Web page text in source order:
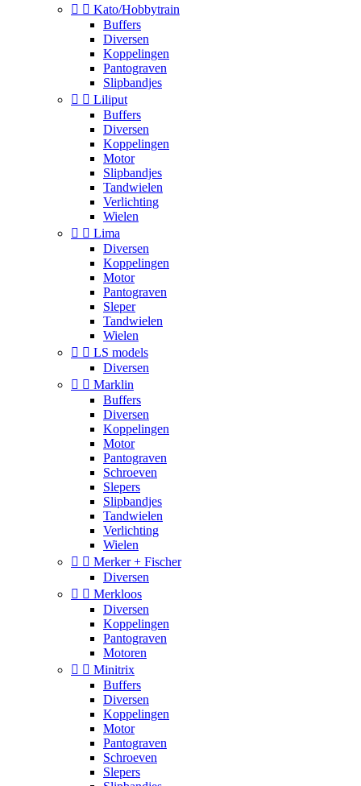
  Kato/Hobbytrain
Buffers
Diversen
Koppelingen
Pantograven
Slipbandjes
  Liliput
Buffers
Diversen
Koppelingen
Motor
Slipbandjes
Tandwielen
Verlichting
Wielen
  Lima
Diversen
Koppelingen
Motor
Pantograven
Sleper
Tandwielen
Wielen
  LS models
Diversen
  Marklin
Buffers
Diversen
Koppelingen
Motor
Pantograven
Schroeven
Slepers
Slipbandjes
Tandwielen
Verlichting
Wielen
  Merker + Fischer
Diversen
  Merkloos
Diversen
Koppelingen
Pantograven
Motoren
  Minitrix
Buffers
Diversen
Koppelingen
Motor
Pantograven
Schroeven
Slepers